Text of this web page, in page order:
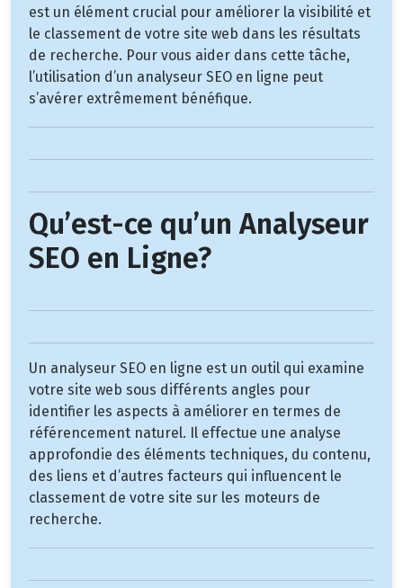
est un élément crucial pour améliorer la visibilité et
le classement de votre site web dans les résultats
de recherche. Pour vous aider dans cette tâche,
l’utilisation d’un analyseur SEO en ligne peut
s’avérer extrêmement bénéfique.
Qu’est-ce qu’un Analyseur
SEO en Ligne?
Un analyseur SEO en ligne est un outil qui examine
votre site web sous différents angles pour
identifier les aspects à améliorer en termes de
référencement naturel. Il effectue une analyse
approfondie des éléments techniques, du contenu,
des liens et d’autres facteurs qui influencent le
classement de votre site sur les moteurs de
recherche.